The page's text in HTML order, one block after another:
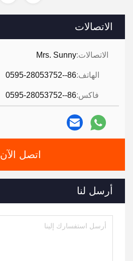
الاتصالات
الاتصالات:Mrs. Sunny
الهاتف:86--0595-28053752
فاكس:86--0595-28053752
اتصل الآن
أرسل لنا